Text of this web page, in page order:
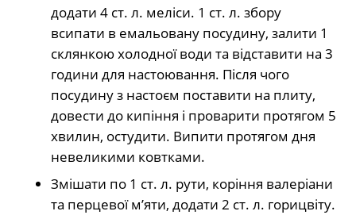
додати 4 ст. л. меліси. 1 ст. л. збору
всипати в емальовану посудину, залити 1
склянкою холодної води та відставити на 3
години для настоювання. Після чого
посудину з настоєм поставити на плиту,
довести до кипіння і проварити протягом 5
хвилин, остудити. Випити протягом дня
невеликими ковтками.
Змішати по 1 ст. л. рути, коріння валеріани
та перцевої м’яти, додати 2 ст. л. горицвіту.